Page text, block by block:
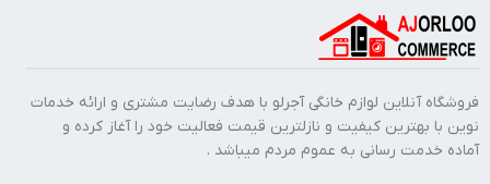
فروشگاه آنلاین لوازم خانگی آجرلو با هدف رضایت مشتری و ارائه خدمات
نوین با بهترین کیفیت و نازلترین قیمت فعالیت خود را آغاز کرده و
آماده خدمت رسانی به عموم مردم میباشد .